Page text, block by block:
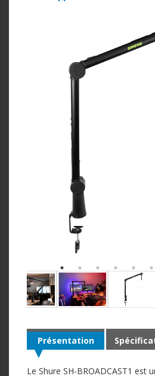
Présentation
Le Shure SH-BROADCAST1 est